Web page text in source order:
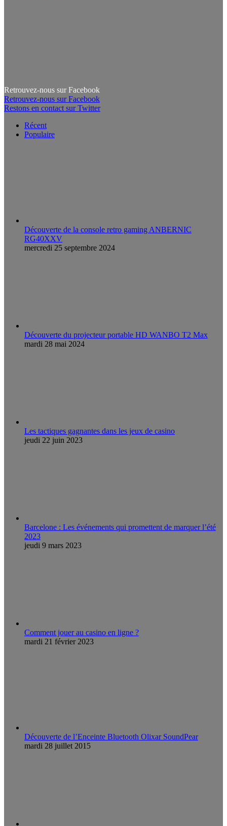
Retrouvez-nous sur Facebook
Retrouvez-nous sur Facebook
Restons en contact sur Twitter
Récent
Populaire
Découverte de la console retro gaming ANBERNIC
RG40XXV
mercredi 25 septembre 2024
Découverte du projecteur portable HD WANBO T2 Max
mardi 28 mai 2024
Les tactiques gagnantes dans les jeux de casino
jeudi 22 juin 2023
Barcelone : Les événements qui promettent de marquer l’été
2023
jeudi 9 mars 2023
Comment jouer au casino en ligne ?
mardi 21 février 2023
Découverte de l’Enceinte Bluetooth Olixar SoundPear
mardi 28 juillet 2015